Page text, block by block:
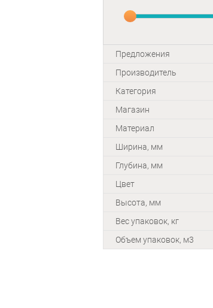
Предложения
Производитель
Категория
Магазин
Материал
Ширина, мм
Глубина, мм
Цвет
Высота, мм
Вес упаковок, кг
Объем упаковок, м3